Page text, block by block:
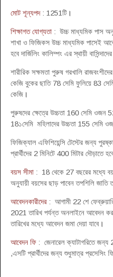
মোট শূন্যপদ: 1251টি ।
শিক্ষাগত যোগ্যতা : উচ্চ মাধ্যমিক পাস
শাখা ও ফিজিকস উচ্চ মাধ্যমিক পাসেই
হবে দার্জিলিং কালিম্পং এর স্থায়ী
শারীরিক সক্ষমতা পুরুষ গরখালি
কেজি বুকের ছাতি 78 সেমি ফুলিয়ে 83
কেজি ।
পুরুষদের ক্ষেত্রে উচ্চতা 160 সেমি ওজন
18১সেমি মহিলাদের উচ্চতা 155 সেমি
ফিজিক্যাল এফিশিয়েন্সি টেস্টের জন্য
প্রার্থীদের 2 মিনিটে 400 মিটার দৌড়াতে
বয়স সীমা : 18 থেকে 27 বছরের মধ্যে
অনুযায়ী বয়সের ছাড় পাবেন তপশিলি জাতি
আবেদনকারীদের : আগামী 22 শে
2021 তারিখ পর্যন্ত অনলাইনে আবেদন
তারিখের মধ্যে আবেদন জমা দেয়া যাবে ।
আবেদন ফি : জেনারেল ক্যাটাগরিতে
,এসটি প্রার্থীদের জন্য শুধুমাত্র প্রসেসিং